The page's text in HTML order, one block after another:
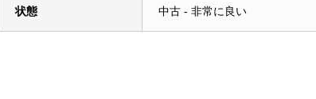
状態 中古 - 非常に良い